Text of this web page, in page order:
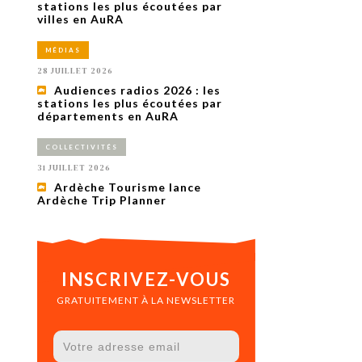
de
sur
1 AN
stations les plus écoutées par
villes en AuRA
MÉDIAS
28 JUILLET 2026
Audiences radios 2026 : les
stations les plus écoutées par
départements en AuRA
COLLECTIVITÉS
31 JUILLET 2026
Ardèche Tourisme lance
Ardèche Trip Planner
INSCRIVEZ-VOUS
GRATUITEMENT À LA NEWSLETTER